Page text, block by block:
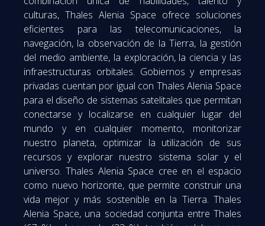
culturas, Thales Alenia Space ofrece soluciones
eficientes para las telecomunicaciones, la
navegación, la observación de la Tierra, la gestión
del medio ambiente, la exploración, la ciencia y las
infraestructuras orbitales. Gobiernos y empresas
privadas cuentan por igual con Thales Alenia Space
para el diseño de sistemas satelitales que permitan
conectarse y localizarse en cualquier lugar del
mundo y en cualquier momento, monitorizar
nuestro planeta, optimizar la utilización de sus
recursos y explorar nuestro sistema solar y el
universo. Thales Alenia Space cree en el espacio
como nuevo horizonte, que permite construir una
vida mejor y más sostenible en la Tierra. Thales
Alenia Space, una sociedad conjunta entre Thales